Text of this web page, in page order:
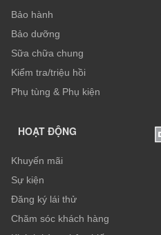
Bảo hành
Bảo dưỡng
Sữa chữa chung
Kiểm tra/triệu hồi
Phụ tùng & Phụ kiện
HOẠT ĐỘNG
Khuyến mãi
Sự kiện
Đăng ký lái thử
Chăm sóc khách hàng